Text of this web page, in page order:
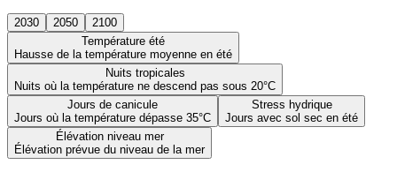
2030 2050
2100
Température été
Hausse de la température moyenne en été
Nuits tropicales
Nuits où la température ne descend pas sous 20°C
Jours de canicule
Jours où la température dépasse 35°C
Stress hydrique
Jours avec sol sec en été
Élévation niveau mer
Élévation prévue du niveau de la mer